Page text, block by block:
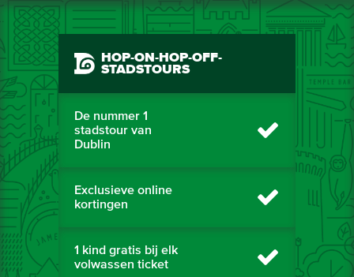
HOP-ON-HOP-OFF-
STADSTOURS
De nummer 1
stadstour van
Dublin
Exclusieve online
kortingen
1 kind gratis bij elk
volwassen ticket